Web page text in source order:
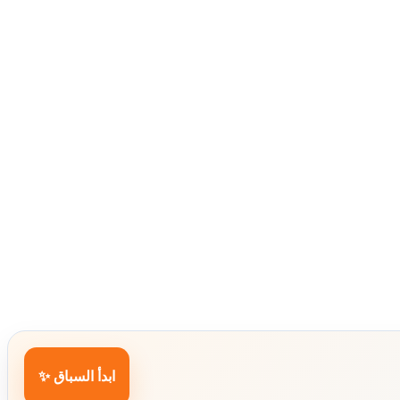
ابدأ السباق ✨